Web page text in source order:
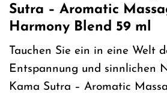
Sutra – Aromatic
Harmony Blend 59 ml
Tauchen Sie ein in eine Welt
Entspannung und sinnlichen
Kama Sutra – Aromatic